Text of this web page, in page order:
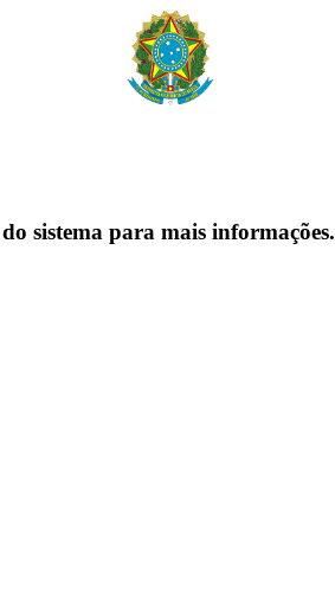
sistema para mais informações.